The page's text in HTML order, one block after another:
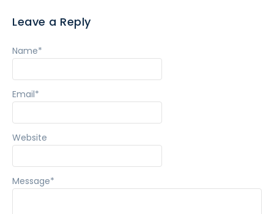
Leave a Reply
Message*
Name*
Email*
Website